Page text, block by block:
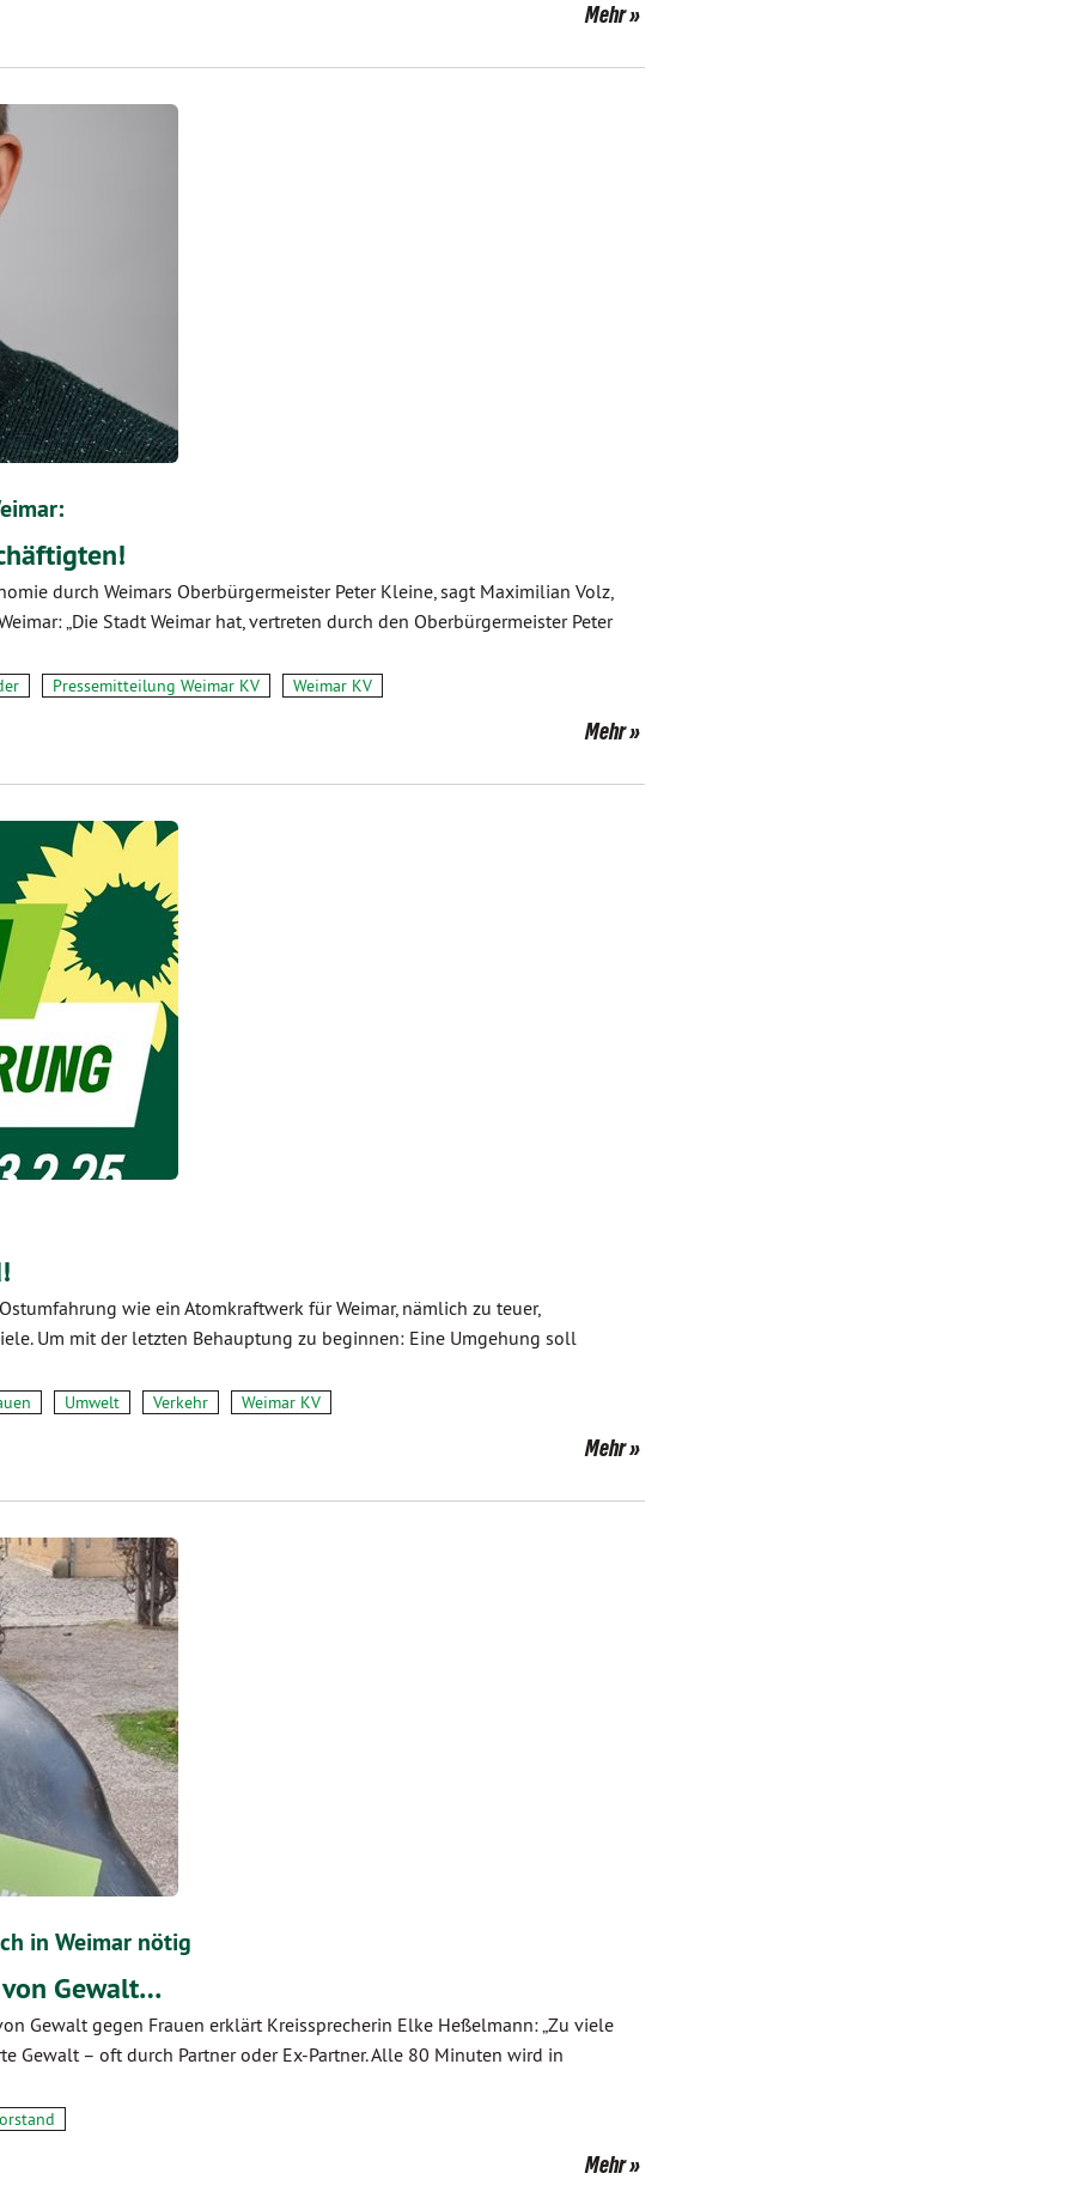
Mehr
durch Weimars Oberbürgermeister Peter Kleine, sagt Maximilian Volz,
„Die Stadt Weimar hat, vertreten durch den Oberbürgermeister Peter
Pressemitteilung Weimar KV Weimar KV
Mehr
wie ein Atomkraftwerk für Weimar, nämlich zu teuer,
Um mit der letzten Behauptung zu beginnen: Eine Umgehung soll
Umwelt Verkehr Weimar KV
Mehr
in Weimar nötig
Gewalt…
Gewalt gegen Frauen erklärt Kreissprecherin Elke Heßelmann: „Zu viele
Gewalt – oft durch Partner oder Ex-Partner. Alle 80 Minuten wird in
Mehr